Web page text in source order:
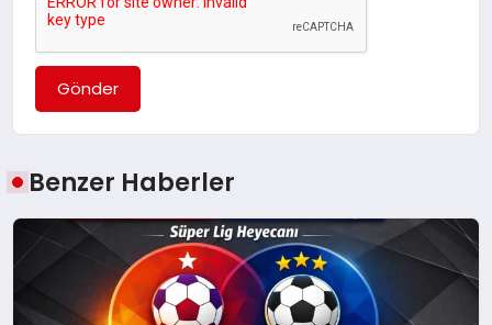
Gönder
Benzer Haberler